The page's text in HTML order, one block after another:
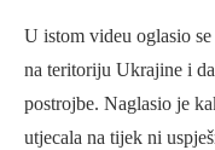
U istom videu oglasio
na teritoriju Ukrajine i
postrojbe. Naglasio je
utjecala na tijek ni